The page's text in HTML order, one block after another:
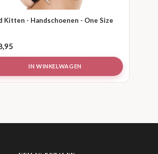
Kitten - Handschoenen - One Size
IN WINKELWAGEN